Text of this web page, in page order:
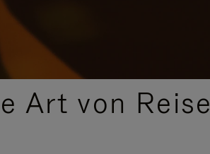
Art von Reise